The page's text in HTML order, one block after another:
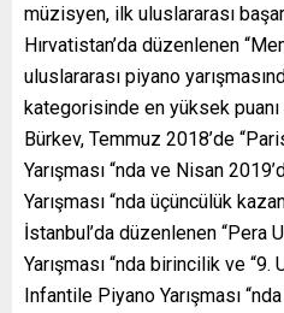
müzisyen, ilk uluslararası
Hırvatistan’da düzenlenen
uluslararası piyano
kategorisinde en yüksek
Bürkev, Temmuz 2018’de
Yarışması “nda ve Nisan
Yarışması “nda üçüncülük
İstanbul’da düzenlenen “Pera
Yarışması “nda birincilik ve
Infantile Piyano Yarışması